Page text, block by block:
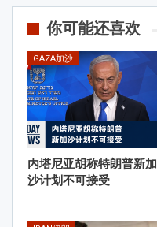
你可能还喜欢
GAZA加沙
内塔尼亚胡称特朗普新加
沙计划不可接受